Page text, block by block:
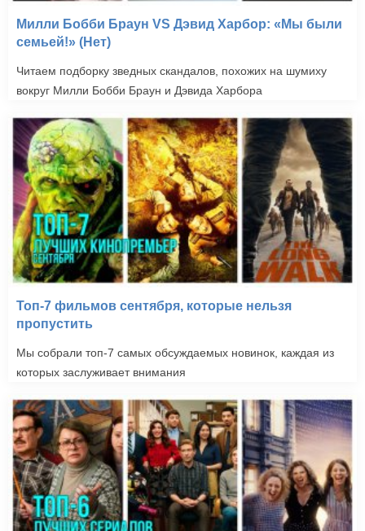
Милли Бобби Браун VS Дэвид Харбор: «Мы были
семьей!» (Нет)
Читаем подборку зведных скандалов, похожих на шумиху
вокруг Милли Бобби Браун и Дэвида Харбора
Топ-7 фильмов сентября, которые нельзя
пропустить
Мы собрали топ-7 самых обсуждаемых новинок, каждая из
которых заслуживает внимания